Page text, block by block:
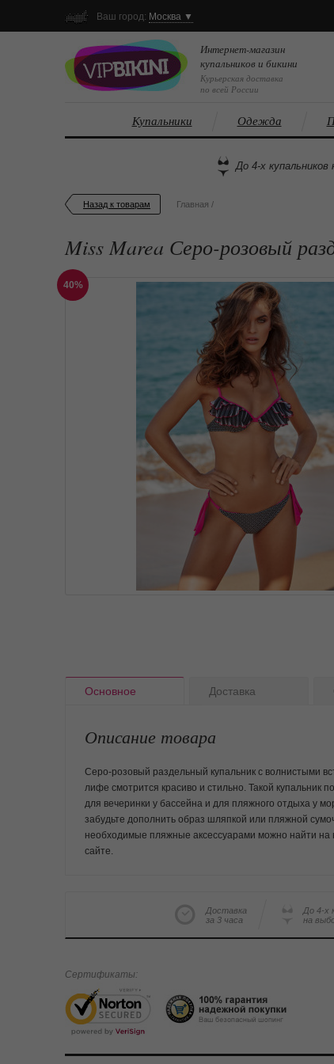
Ваш город: Москва ▼
Интернет-магазин
купальников и бикини
Курьерская доставка
по всей России
Купальники Одежда
До 4-х купальников
Назад к товарам Главная /
Miss Marea Серо-розовый
40%
Основное Доставка
Описание товара
Серо-розовый раздельный купальник с волнистыми
лифе смотрится красиво и стильно. Такой купальник
для вечеринки у бассейна и для пляжного отдыха у
забудьте дополнить образ шляпкой или пляжной
необходимые пляжные аксессуарами можно найти
сайте.
Доставка
за 3 часа
До 4-х
на
Сертификаты: